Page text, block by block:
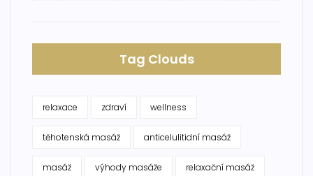
Tag Clouds
relaxace zdraví wellness
těhotenská masáž anticelulitidní masáž
masáž výhody masáže relaxační masáž